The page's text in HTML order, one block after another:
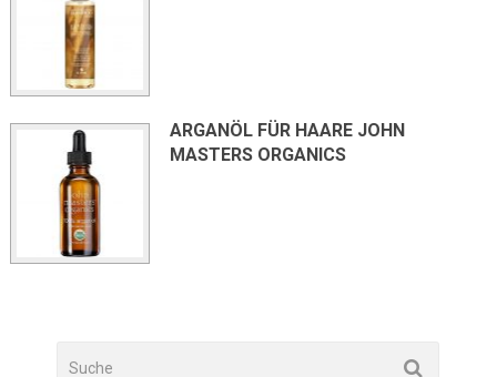
ARGANÖL FÜR HAARE JOHN
MASTERS ORGANICS